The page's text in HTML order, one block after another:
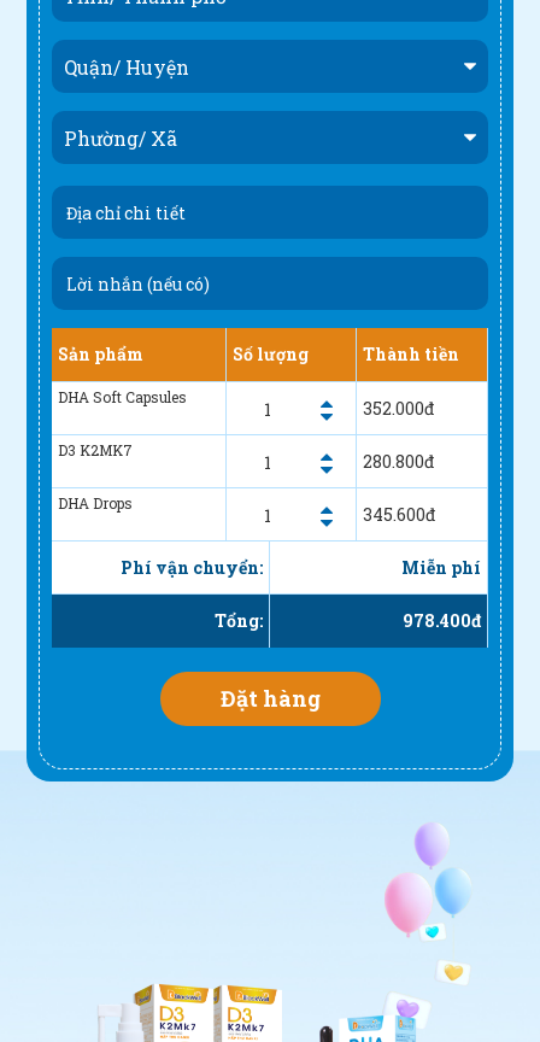
Sản phẩm
DHA Soft Capsules
D3 K2MK7
DHA Drops
Số lượng Thành tiền
352.000đ
280.800đ
345.600đ
Phí vận chuyển: Miễn phí
Tổng: 978.400đ